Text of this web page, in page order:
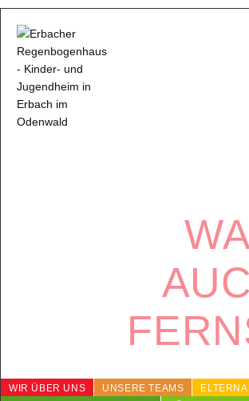
WIR ÜBER UNS UNSERE TEAMS